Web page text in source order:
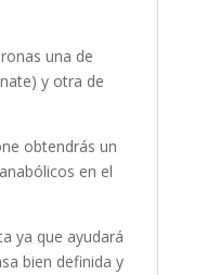
una de
y otra de
obtendrás un
en el
ya que ayudará
bien definida y